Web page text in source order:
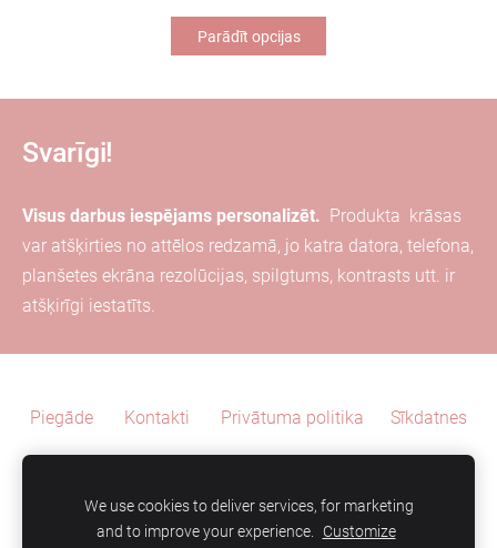
Svarīgi!
Visus darbus iespējams personalizēt. Produkta krāsas
var atšķirties no attēlos redzamā, jo katra datora, telefona,
planšetes ekrāna rezolūcijas, spilgtums, kontrasts utt. ir
atšķirīgi iestatīts.
Parādīt opcijas
Piegāde Kontakti Privātuma politika Sīkdatnes
We use cookies to deliver services, for marketing
and to improve your experience. Customize